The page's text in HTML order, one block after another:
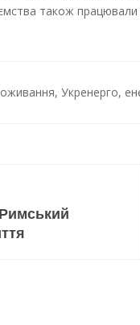
також
, Укренерго,